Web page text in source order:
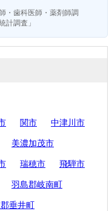
・歯科医師・薬剤師調
計調査」
関市 中津川市
美濃加茂市
瑞穂市 飛騨市
羽島郡岐南町
垂井町